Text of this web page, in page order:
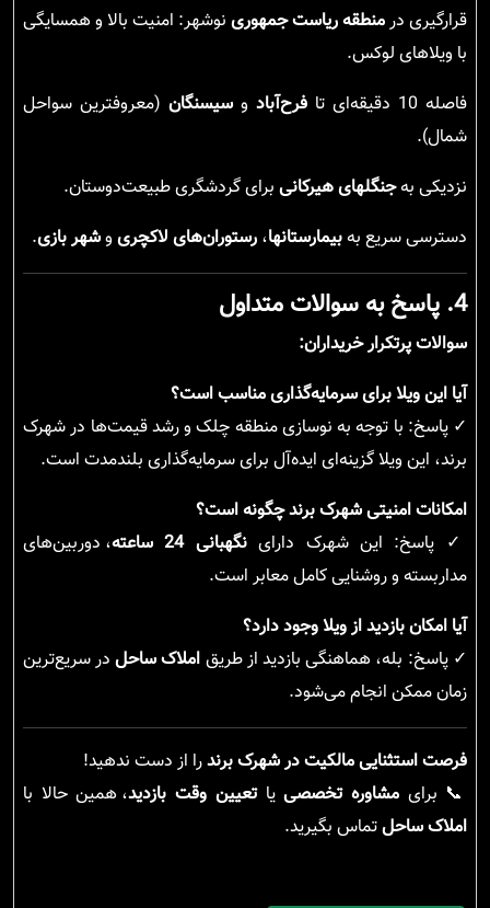
قرارگیری درمنطقه ریاست جمهوری نوشهر: امنیت بالا و همسایگی
با ویلاهای لوکس.
فاصله 10 دقیقه‌ای تا
فرح‌آباد وسیسنگان (معروفترین سواحل
شمال).
نزدیکی بهجنگلهای هیرکانی برای گردشگری طبیعت‌دوستان.
دسترسی سریع بهبیمارستانها، رستوران‌های لاکچری وشهر بازی.
4. پاسخ به سوالات متداول
سوالات پرتکرار خریداران:
آیا این ویلا برای سرمایه‌گذاری مناسب است؟
✓ پاسخ: با توجه به نوسازی منطقه چلک و رشد قیمت‌ها در شهرک
برند، این ویلا گزینه‌ای ایده‌آل برای سرمایه‌گذاری بلندمدت است.
امکانات امنیتی شهرک برند چگونه است؟
✓ پاسخ: این شهرک داراینگهبانی 24 ساعته
، دوربین‌های
مداربسته و روشنایی کامل معابر است.
آیا امکان بازدید از ویلا وجود دارد؟
✓ پاسخ: بله، هماهنگی بازدید از طریق املاک ساحلدر سریع‌ترین
زمان ممکن انجام می‌شود.
فرصت استثنایی مالکیت در شهرک برندرا از دست ندهید!
📞 برایمشاوره تخصصییاتعیین وقت بازدید، همین حالا با
املاک ساحلتماس بگیرید.